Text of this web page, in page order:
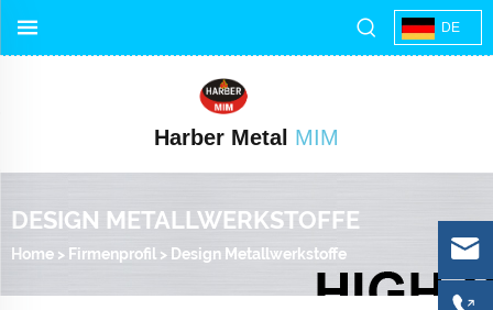
DE
Harber Metal MIM
DESIGN METALLWERKSTOFFE
Home > Firmenprofil > Design Metallwerkstoffe